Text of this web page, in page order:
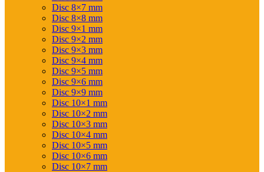
Disc 8×7 mm
Disc 8×8 mm
Disc 9×1 mm
Disc 9×2 mm
Disc 9×3 mm
Disc 9×4 mm
Disc 9×5 mm
Disc 9×6 mm
Disc 9×9 mm
Disc 10×1 mm
Disc 10×2 mm
Disc 10×3 mm
Disc 10×4 mm
Disc 10×5 mm
Disc 10×6 mm
Disc 10×7 mm